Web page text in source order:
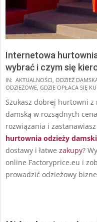
Internetowa
wybrać i czym się
2025-
08-
21
IN: AKTUALNOŚCI, ODZIEŻ
ODZIEŻOWE, GDZIE OPŁACA SIĘ
Szukasz dobrej hurtowni z
damską w rozsądnych
rozwiązania i
hurtownia odzieży
dostawy i łatwe zakupy?
online Factoryprice.eu i
prowadzić odzieżowy